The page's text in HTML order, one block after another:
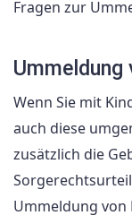
Fragen zur
Ummeldung
Wenn Sie mit
auch diese
zusätzlich die
Ummeldung von